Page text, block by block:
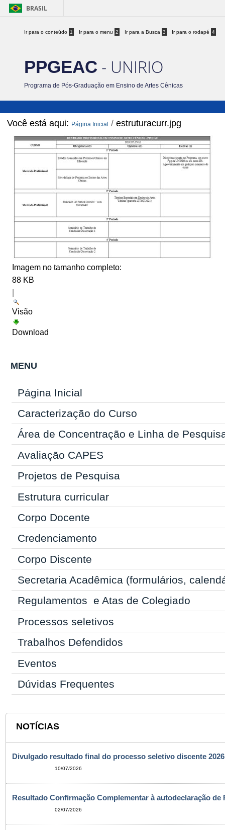
BRASIL
Ir para o conteúdo 1 Ir para o menu 2 Ir para a Busca 3 Ir para o rodapé 4
PPGEAC - UNIRIO
Programa de Pós-Graduação em Ensino de Artes Cênicas
Você está aqui: Página Inicial /estruturacurr.jpg
Imagem no tamanho completo:
88 KB
Visão
Download
MENU
Página Inicial
Caracterização do Curso
Área de Concentração e Linha de
Avaliação CAPES
Projetos de Pesquisa
Estrutura curricular
Corpo Docente
Credenciamento
Corpo Discente
Secretaria Acadêmica (formulários,
Regulamentos e Atas de Colegiado
Processos seletivos
Trabalhos Defendidos
Eventos
Dúvidas Frequentes
NOTÍCIAS
Divulgado resultado final do processo seletivo discente 2026
10/07/2026
Resultado Confirmação Complementar à autodeclaração de
02/07/2026